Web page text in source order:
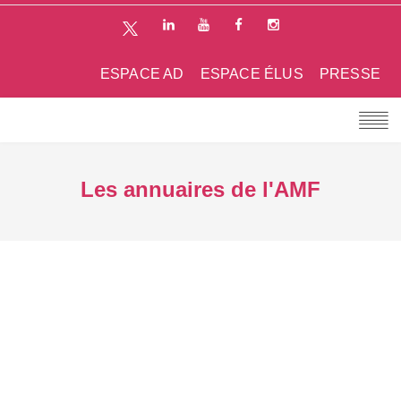
PRESSE
ESPACE ÉLUS
ESPACE AD
Les annuaires de l'AMF